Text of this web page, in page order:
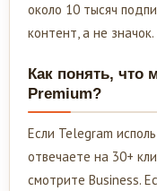
около 10 тысяч
контент, а не значок.
Как понять, что
Premium?
Если Telegram
отвечаете на 30+
смотрите Business.